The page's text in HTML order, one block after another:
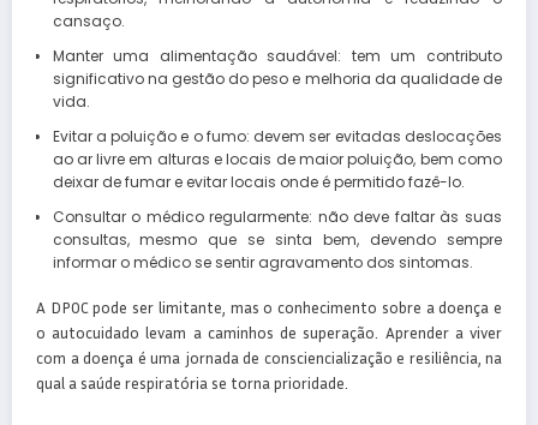
cansaço.
Manter uma alimentação saudável: tem um contributo
significativo na gestão do peso e melhoria da qualidade de
vida.
Evitar a poluição e o fumo: devem ser evitadas deslocações
ao ar livre em alturas e locais de maior poluição, bem como
deixar de fumar e evitar locais onde é permitido fazê-lo.
Consultar o médico regularmente: não deve faltar às suas
consultas, mesmo que se sinta bem, devendo sempre
informar o médico se sentir agravamento dos sintomas.
A DPOC pode ser limitante, mas o conhecimento sobre a doença e
o autocuidado levam a caminhos de superação. Aprender a viver
com a doença é uma jornada de consciencialização e resiliência, na
qual a saúde respiratória se torna prioridade.